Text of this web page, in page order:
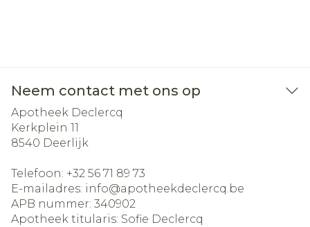
Neem contact met ons op
Apotheek Declercq
Kerkplein 11
8540 Deerlijk
Telefoon: +32 56 71 89 73
E-mailadres: info@apotheekdeclercq.be
APB nummer: 340902
Apotheek titularis: Sofie Declercq